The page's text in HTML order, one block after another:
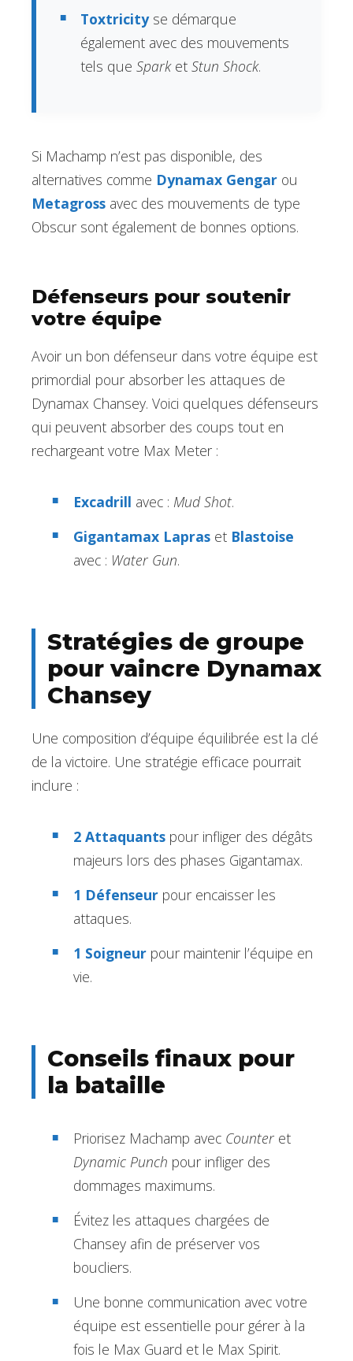
Toxtricityse démarque
également avec des mouvements
tels queSparketStun Shock.
Si Machamp n’est pas disponible, des
alternatives comme Dynamax Gengar ou
Metagross avec des mouvements de type
Obscur sont également de bonnes options.
Défenseurs pour soutenir
votre équipe
Avoir un bon défenseur dans votre équipe est
primordial pour absorber les attaques de
Dynamax Chansey. Voici quelques défenseurs
qui peuvent absorber des coups tout en
rechargeant votre Max Meter :
Excadrill avec : Mud Shot.
Gigantamax Lapraset Blastoise
avec : Water Gun.
Stratégies de groupe
pour vaincre Dynamax
Chansey
Une composition d’équipe équilibrée est la clé
de la victoire. Une stratégie efficace pourrait
inclure :
2 Attaquantspour infliger des dégâts
majeurs lors des phases Gigantamax.
1 Défenseurpour encaisser les
attaques.
1 Soigneurpour maintenir l’équipe en
vie.
Conseils finaux pour
la bataille
Priorisez Machamp avec Counteret
Dynamic Punch pour infliger des
dommages maximums.
Évitez les attaques chargées de
Chansey afin de préserver vos
boucliers.
Une bonne communication avec votre
équipe est essentielle pour gérer à la
fois le Max Guard et le Max Spirit.